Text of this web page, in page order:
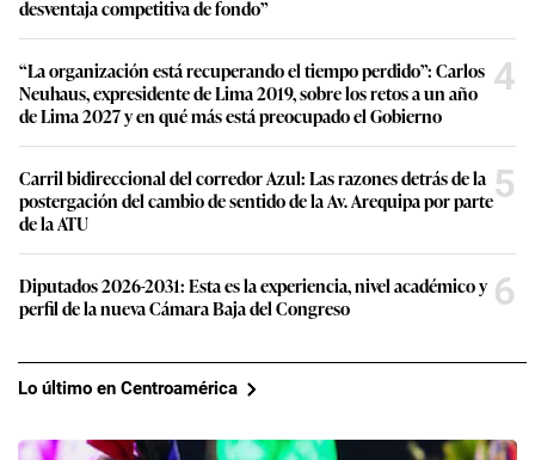
desventaja competitiva de fondo”
“La organización está recuperando el tiempo perdido”: Carlos
Neuhaus, expresidente de Lima 2019, sobre los retos a un año
de Lima 2027 y en qué más está preocupado el Gobierno
4
Carril bidireccional del corredor Azul: Las razones detrás de la
postergación del cambio de sentido de la Av. Arequipa por parte
de la ATU
5
Diputados 2026-2031: Esta es la experiencia, nivel académico y
perfil de la nueva Cámara Baja del Congreso
6
Lo último en Centroamérica